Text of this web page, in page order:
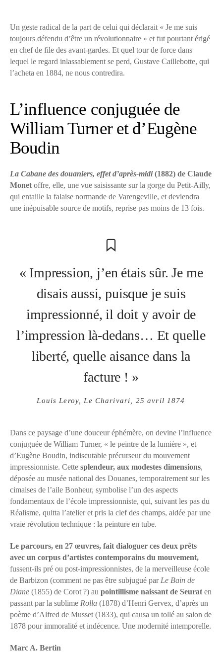
Un geste radical de la part de celui qui déclarait « Je me suis
toujours défendu d’être un révolutionnaire » et fut pourtant érigé
en chef de file des avant-gardes. Et quel tour de force dans
lequel le regard inlassablement se perd, Gustave Caillebotte, qui
l’acheta en 1884, ne nous contredira.
L’influence conjuguée de
William Turner et d’Eugène
Boudin
La Cabane des douaniers, effet d’après-midi(1882) de Claude
Monet offre, elle, une vue saisissante sur la gorge du Petit-Ailly,
qui entaille la falaise normande de Varengeville, et deviendra
une inépuisable source de motifs, reprise pas moins de 13 fois.
« Impression, j’en étais sûr. Je me
disais aussi, puisque je suis
impressionné, il doit y avoir de
l’impression là-dedans… Et quelle
liberté, quelle aisance dans la
facture ! »
Louis Leroy, Le Charivari , 25 avril 1874
Dans ce paysage d’une douceur éphémère, on devine l’influence
conjuguée de William Turner, « le peintre de la lumière », et
d’Eugène Boudin, indiscutable précurseur du mouvement
impressionniste. Cette splendeur, aux modestes dimensions,
déposée au musée national des Douanes, temporairement sur les
cimaises de l’aile Bonheur, symbolise l’un des aspects
fondamentaux de l’école impressionniste, qui, suivant les pas du
Réalisme, quitta l’atelier et pris la clef des champs, aidée par une
vraie révolution technique : la peinture en tube.
Le parcours, en 27 œuvres, fait dialoguer ces deux prêts
avec un corpus d’artistes contemporains du mouvement,
fussent-ils pré ou post-impressionnistes, de la merveilleuse école
de Barbizon (comment ne pas être subjugué par Le Bain de
Diane (1855) de Corot ?) au pointillisme naissant de Seurat en
passant par la sublime Rolla (1878) d’Henri Gervex, d’après un
poème d’Alfred de Musset (1833), qui causa un tollé au salon de
1878 pour immoralité et indécence. Une modernité intemporelle.
Marc A. Bertin